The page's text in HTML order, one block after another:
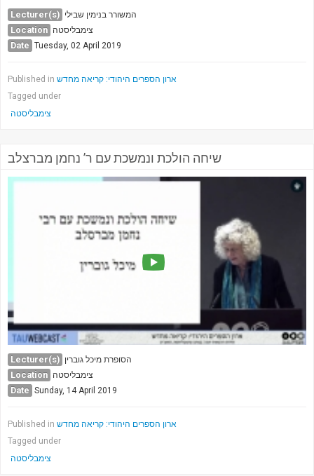
Lecturer(s) המשורר בנימין שבילי
Location צימבליסטה
Date Tuesday, 02 April 2019
Published in ארון הספרים היהודי: קריאה מחדש
Tagged under
צימבליסטה
שיחה הולכת ונמשכת עם ר’ נחמן מברצלב
Lecturer(s) הסופרת מיכל גוברין
Location צימבליסטה
Date Sunday, 14 April 2019
Published in ארון הספרים היהודי: קריאה מחדש
Tagged under
צימבליסטה